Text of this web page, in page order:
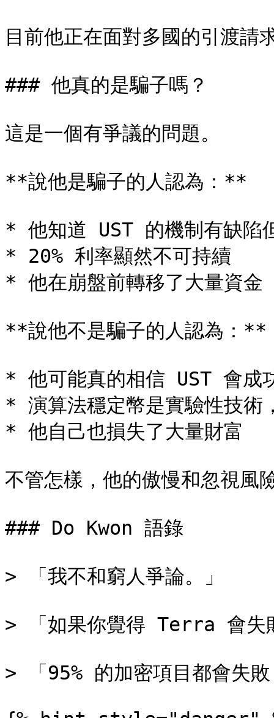
目前他正在面對多國的引渡請
### 他真的是騙子嗎？
這是一個有爭議的問題。
**說他是騙子的人認為：**
* 他知道 UST 的機制有缺陷
* 20% 利率顯然不可持續
* 他在崩盤前轉移了大量資金
**說他不是騙子的人認為：**
* 他可能真的相信 UST 會成
* 演算法穩定幣是實驗性技術
* 他自己也損失了大量財富
不管怎樣，他的傲慢和忽視風
### Do Kwon 語錄
> 「我不和窮人爭論。」
> 「如果你覺得 Terra 會失
> 「95% 的加密項目都會失